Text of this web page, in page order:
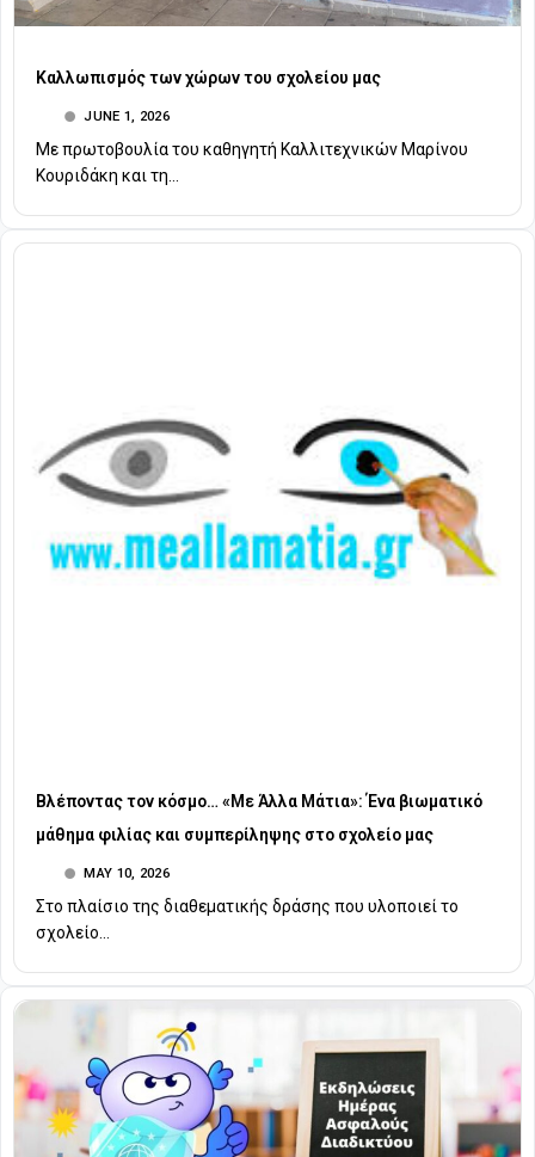
Καλλωπισμός των χώρων του σχολείου μας
JUNE 1, 2026
Με πρωτοβουλία του καθηγητή Καλλιτεχνικών Μαρίνου
Κουριδάκη και τη...
Βλέποντας τον κόσμο… «Με Άλλα Μάτια»: Ένα βιωματικό
μάθημα φιλίας και συμπερίληψης στο σχολείο μας
MAY 10, 2026
Στο πλαίσιο της διαθεματικής δράσης που υλοποιεί το
σχολείο...